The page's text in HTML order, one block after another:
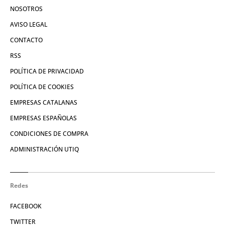
NOSOTROS
AVISO LEGAL
CONTACTO
RSS
POLÍTICA DE PRIVACIDAD
POLÍTICA DE COOKIES
EMPRESAS CATALANAS
EMPRESAS ESPAÑOLAS
CONDICIONES DE COMPRA
ADMINISTRACIÓN UTIQ
Redes
FACEBOOK
TWITTER